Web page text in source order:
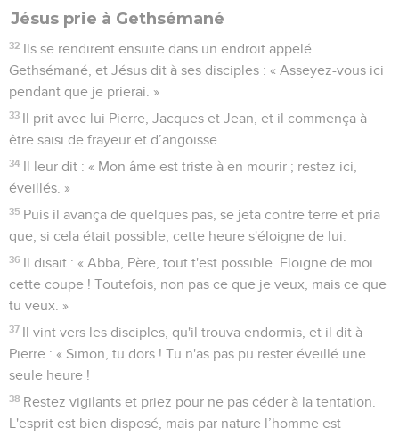
Jésus prie à Gethsémané
32 Ils se rendirent ensuite dans un endroit appelé
Gethsémané, et Jésus dit à ses disciples : « Asseyez-vous ici
pendant que je prierai. »
33 Il prit avec lui Pierre, Jacques et Jean, et il commença à
être saisi de frayeur et d’angoisse.
34 Il leur dit : « Mon âme est triste à en mourir ; restez ici,
éveillés. »
35 Puis il avança de quelques pas, se jeta contre terre et pria
que, si cela était possible, cette heure s'éloigne de lui.
36 Il disait : « Abba, Père, tout t'est possible. Eloigne de moi
cette coupe ! Toutefois, non pas ce que je veux, mais ce que
tu veux. »
37 Il vint vers les disciples, qu'il trouva endormis, et il dit à
Pierre : « Simon, tu dors ! Tu n'as pas pu rester éveillé une
seule heure !
38 Restez vigilants et priez pour ne pas céder à la tentation.
L'esprit est bien disposé, mais par nature l’homme est